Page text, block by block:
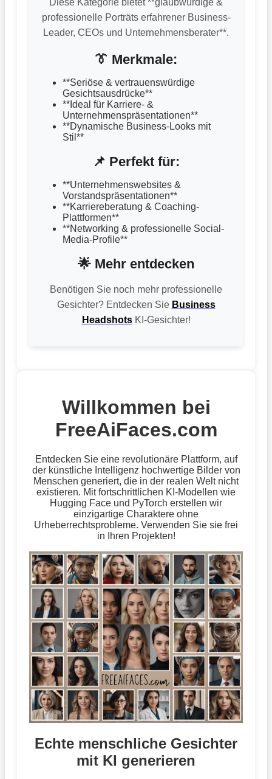
Diese Kategorie bietet **glaubwürdige &
professionelle Porträts erfahrener Business-
Leader, CEOs und Unternehmensberater**.
👔 Merkmale:
**Seriöse & vertrauenswürdige
Gesichtsausdrücke**
**Ideal für Karriere- &
Unternehmenspräsentationen**
**Dynamische Business-Looks mit
Stil**
📌 Perfekt für:
**Unternehmenswebsites &
Vorstandspräsentationen**
**Karriereberatung & Coaching-
Plattformen**
**Networking & professionelle Social-
Media-Profile**
🌟 Mehr entdecken
Benötigen Sie noch mehr professionelle
Gesichter? Entdecken Sie Business
HeadshotsKI-Gesichter!
Willkommen bei
FreeAiFaces.com
Entdecken Sie eine revolutionäre Plattform, auf
der künstliche Intelligenz hochwertige Bilder von
Menschen generiert, die in der realen Welt nicht
existieren. Mit fortschrittlichen KI-Modellen wie
Hugging Face und PyTorch erstellen wir
einzigartige Charaktere ohne
Urheberrechtsprobleme. Verwenden Sie sie frei
in Ihren Projekten!
Echte menschliche Gesichter
mit KI generieren